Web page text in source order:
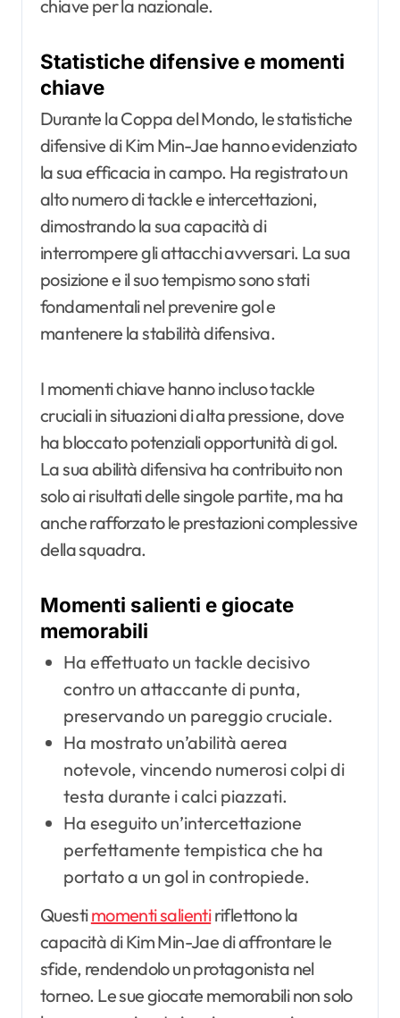
chiave per la nazionale.
Statistiche difensive e momenti
chiave
Durante la Coppa del Mondo, le statistiche
difensive di Kim Min-Jae hanno evidenziato
la sua efficacia in campo. Ha registrato un
alto numero di tackle e intercettazioni,
dimostrando la sua capacità di
interrompere gli attacchi avversari. La sua
posizione e il suo tempismo sono stati
fondamentali nel prevenire gol e
mantenere la stabilità difensiva.
I momenti chiave hanno incluso tackle
cruciali in situazioni di alta pressione, dove
ha bloccato potenziali opportunità di gol.
La sua abilità difensiva ha contribuito non
solo ai risultati delle singole partite, ma ha
anche rafforzato le prestazioni complessive
della squadra.
Momenti salienti e giocate
memorabili
Ha effettuato un tackle decisivo
contro un attaccante di punta,
preservando un pareggio cruciale.
Ha mostrato un’abilità aerea
notevole, vincendo numerosi colpi di
testa durante i calci piazzati.
Ha eseguito un’intercettazione
perfettamente tempistica che ha
portato a un gol in contropiede.
Questimomenti salientiriflettono la
capacità di Kim Min-Jae di affrontare le
sfide, rendendolo un protagonista nel
torneo. Le sue giocate memorabili non solo